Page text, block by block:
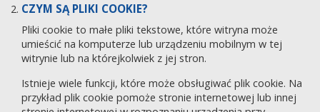
CZYM SĄ PLIKI COOKIE?
Pliki cookie to małe pliki tekstowe, które witryna może
umieścić na komputerze lub urządzeniu mobilnym w tej
witrynie lub na którejkolwiek z jej stron.
Istnieje wiele funkcji, które może obsługiwać plik cookie. Na
przykład plik cookie pomoże stronie internetowej lub innej